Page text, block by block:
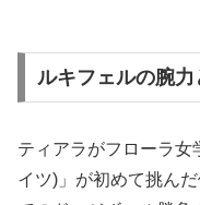
ルキフェルの腕
ティアラがフローラ女
イツ)」が初めて挑ん